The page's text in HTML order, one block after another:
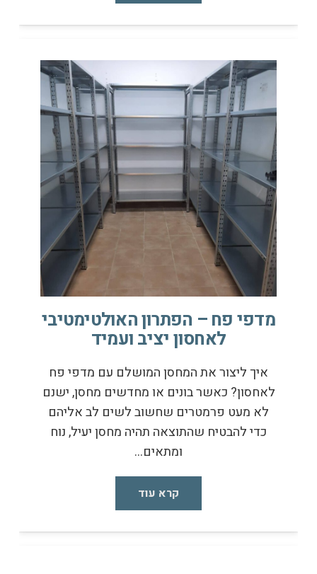
מדפי פח – הפתרון האולטימטיבי
לאחסון יציב ועמיד
איך ליצור את המחסן המושלם עם מדפי פח
לאחסון? כאשר בונים או מחדשים מחסן, ישנם
לא מעט פרמטרים שחשוב לשים לב אליהם
כדי להבטיח שהתוצאה תהיה מחסן יעיל, נוח
ומתאים…
קרא עוד